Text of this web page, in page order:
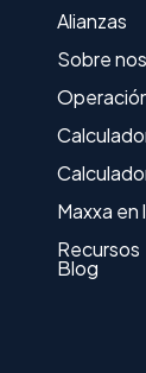
Alianzas
Sobre
Maxxa en
Recursos
Blog